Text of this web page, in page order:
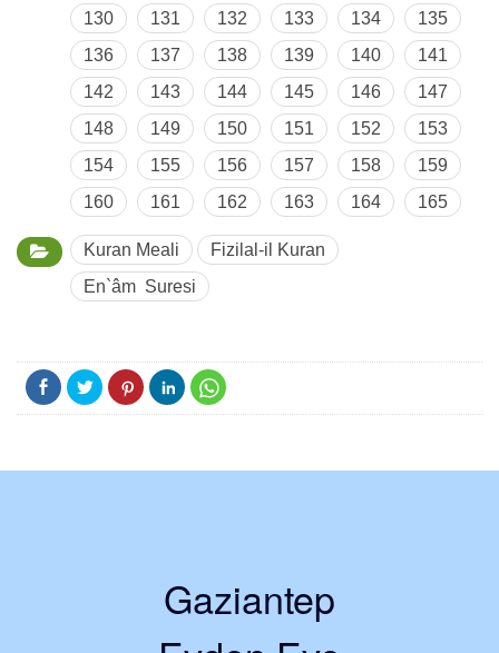
130
131 132 133 134
135
136
137 138 139 140
141
142
143 144 145 146
147
148
149 150 151 152
153
154
155 156 157 158
159
160
161 162 163 164 165
Kuran Meali
Fizilal-il Kuran
En`âm Suresi
Gaziantep